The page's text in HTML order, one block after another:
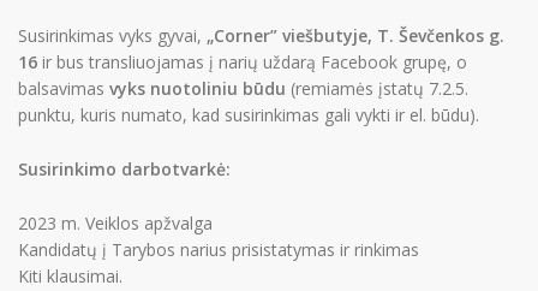
PRISIJUNGTI →
Pamiršote slaptažodį?Spauskite čia
Norite tapti nariu?Spauskite čia
Susirinkimas vyks gyvai, „Corner” viešbutyje, T. Ševčenkos g.
16 ir bus transliuojamas į narių uždarą Facebook grupę, o
balsavimas vyks nuotoliniu būdu (remiamės įstatų 7.2.5.
punktu, kuris numato, kad susirinkimas gali vykti ir el. būdu).
Susirinkimo darbotvarkė:
2023 m. Veiklos apžvalga
Kandidatų į Tarybos narius prisistatymas ir rinkimas
Kiti klausimai.